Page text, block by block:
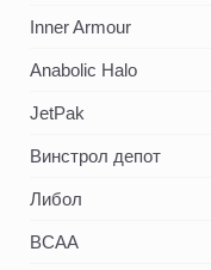
Inner Armour
Anabolic Halo
JetPak
Винстрол депот
Либол
BCAA